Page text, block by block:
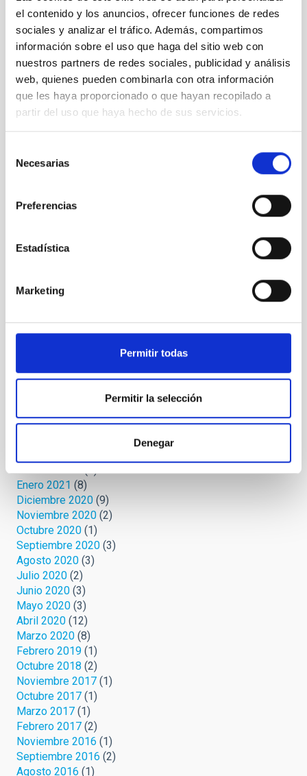
el contenido y los anuncios, ofrecer funciones de redes
sociales y analizar el tráfico. Además, compartimos
información sobre el uso que haga del sitio web con
nuestros partners de redes sociales, publicidad y análisis
web, quienes pueden combinarla con otra información
que les haya proporcionado o que hayan recopilado a
partir del uso que haya hecho de sus servicios.
Necesarias
Preferencias
Estadística
Marketing
Permitir todas
Permitir la selección
Denegar
Junio 2025(1)
Abril 2025 (1)
Marzo 2025 (2)
Febrero 2025(1)
Octubre 2024 (1)
Septiembre 2024(1)
Agosto 2024 (3)
Abril 2024(2)
Febrero 2023
Octubre 2022
Agosto 2022
Abril 2022
Febrero 2022(2)
Noviembre 2021(2)
Agosto 2021(6)
Mayo 2021(2)
Febrero 2021(4)
Enero 2021 (8)
Diciembre 2020 (9)
Noviembre 2020 (2)
Octubre 2020 (1)
Septiembre 2020 (3)
Agosto 2020 (3)
Julio 2020 (2)
Junio 2020 (3)
Mayo 2020 (3)
Abril 2020 (12)
Marzo 2020 (8)
Febrero 2019 (1)
Octubre 2018 (2)
Noviembre 2017 (1)
Octubre 2017 (1)
Marzo 2017 (1)
Febrero 2017 (2)
Noviembre 2016 (1)
Septiembre 2016 (2)
Agosto 2016 (1)